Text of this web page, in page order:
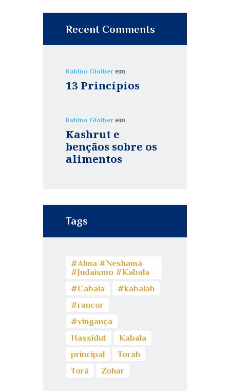
Recent Comments
Rabino Gloiber em
13 Princípios
Rabino Gloiber em
Kashrut e
bençãos sobre os
alimentos
Tags
#Alma #Neshamá
#Judaismo #Kabala
#Cabala
#kabalah
#rancor
#vingança
Hassidut
Kabala
principal
Torah
Torá
Zohar